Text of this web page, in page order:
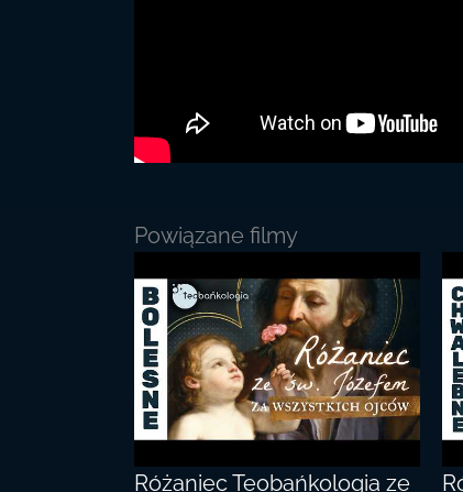
Powiązane filmy
Różaniec Teobańkologia ze